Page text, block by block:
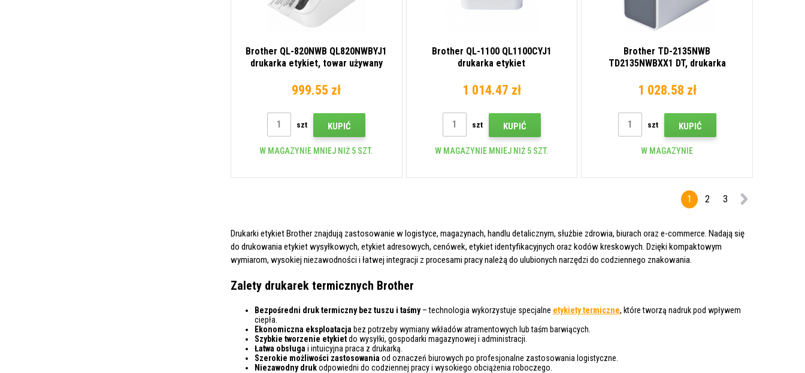
Brother QL-820NWB QL820NWBYJ1
drukarka etykiet, towar używany
999.55 zł
szt KUPIĆ
W MAGAZYNIE MNIEJ NIŻ 5 SZT.
Brother QL-1100 QL1100CYJ1
drukarka etykiet
1 014.47 zł
szt KUPIĆ
W MAGAZYNIE MNIEJ NIŻ 5 SZT.
Brother TD-2135NWB
TD2135NWBXX1 DT, drukarka
1 028.58 zł
szt KUPIĆ
W MAGAZYNIE
1 2 3
Drukarki etykiet Brother znajdują zastosowanie w logistyce, magazynach, handlu detalicznym, służbie zdrowia, biurach oraz e-commerce. Nadają się
do drukowania etykiet wysyłkowych, etykiet adresowych, cenówek, etykiet identyfikacyjnych oraz kodów kreskowych. Dzięki kompaktowym
wymiarom, wysokiej niezawodności i łatwej integracji z procesami pracy należą do ulubionych narzędzi do codziennego znakowania.
Zalety drukarek termicznych Brother
Bezpośredni druk termiczny bez tuszu i taśmy– technologia wykorzystuje specjalne etykiety termiczne, które tworzą nadruk pod wpływem
ciepła.
Ekonomiczna eksploatacja bez potrzeby wymiany wkładów atramentowych lub taśm barwiących.
Szybkie tworzenie etykietdo wysyłki, gospodarki magazynowej i administracji.
Łatwa obsługa i intuicyjna praca z drukarką.
Szerokie możliwości zastosowania od oznaczeń biurowych po profesjonalne zastosowania logistyczne.
Niezawodny drukodpowiedni do codziennej pracy i wysokiego obciążenia roboczego.